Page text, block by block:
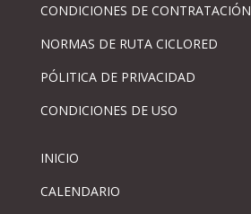
CONDICIONES DE CONTRATACIÓN
NORMAS DE RUTA CICLORED
PÓLITICA DE PRIVACIDAD
CONDICIONES DE USO
INICIO
CALENDARIO